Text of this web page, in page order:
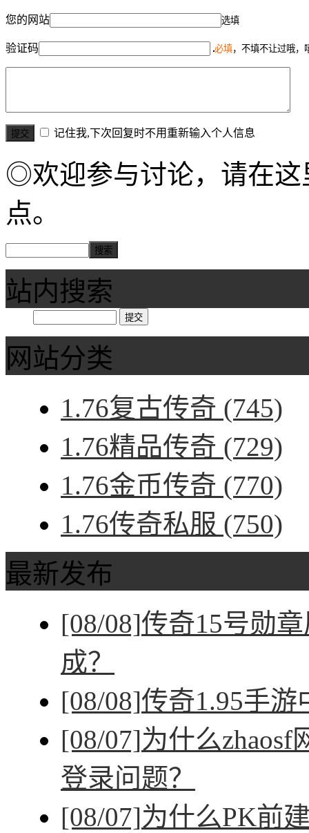
您的网站 选填
验证码 必填，不填不让过哦，
记住我,下次回复时不用重新输入个人信息
◎欢迎参与讨论，请在这
点。
站内搜索
网站分类
1.76复古传奇 (745)
1.76精品传奇 (729)
1.76金币传奇 (770)
1.76传奇私服 (750)
最新发布
[08/08]传奇15号勋
成？
[08/08]传奇1.95手
[08/07]为什么
登录问题？
[08/07]为什么PK前